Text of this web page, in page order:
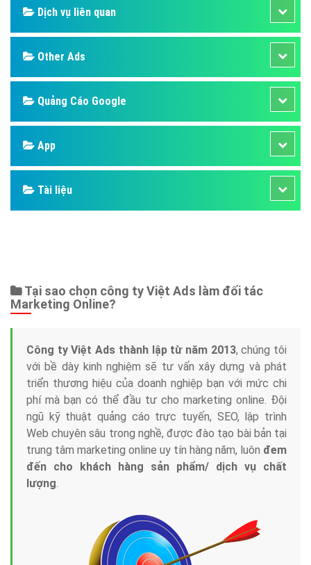
Design
SEO
Banner
Facebook
Google
Other Ads
Quảng Cáo Google
App